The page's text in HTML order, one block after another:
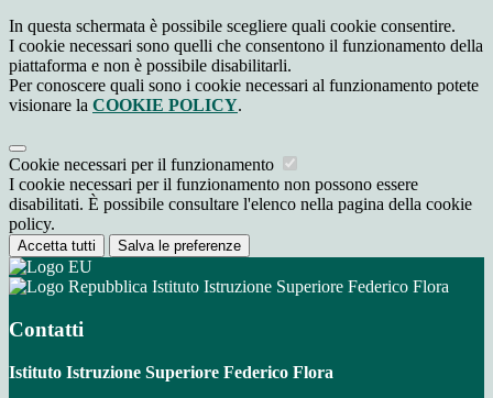
In questa schermata è possibile scegliere quali cookie consentire.
I cookie necessari sono quelli che consentono il funzionamento della
piattaforma e non è possibile disabilitarli.
Per conoscere quali sono i cookie necessari al funzionamento potete
visionare la COOKIE POLICY.
Cookie necessari per il funzionamento
I cookie necessari per il funzionamento non possono essere
disabilitati. È possibile consultare l'elenco nella pagina della cookie
policy.
Accetta tutti Salva le preferenze
Istituto Istruzione Superiore Federico Flora
Contatti
Istituto Istruzione Superiore Federico Flora